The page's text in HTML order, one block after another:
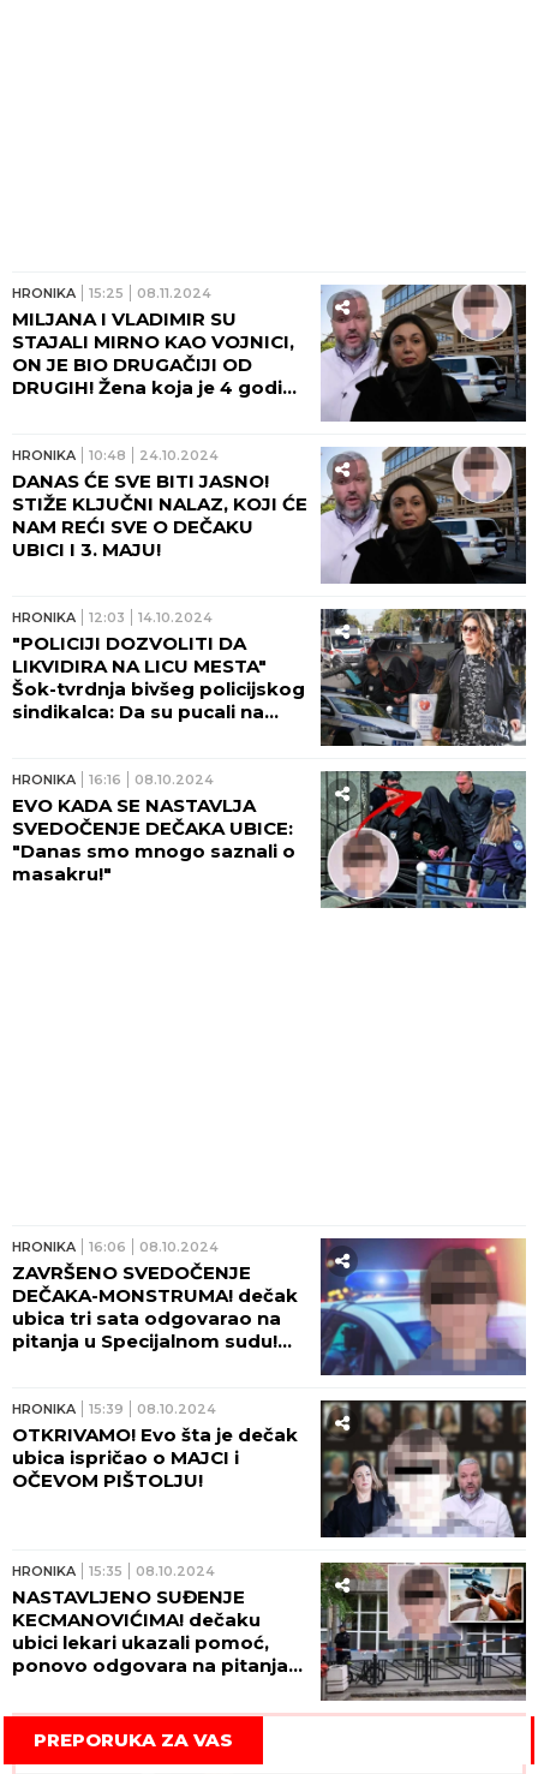
HRONIKA 15:25 08.11.2024
MILJANA I VLADIMIR SU
STAJALI MIRNO KAO VOJNICI,
ON JE BIO DRUGAČIJI OD
DRUGIH! Žena koja je 4 godine
Kecmanovići ponašali!
HRONIKA 10:48 24.10.2024
DANAS ĆE SVE BITI JASNO!
STIŽE KLJUČNI NALAZ, KOJI ĆE
NAM REĆI SVE O DEČAKU
UBICI I 3. MAJU!
HRONIKA 12:03 14.10.2024
"POLICIJI DOZVOLITI DA
LIKVIDIRA NA LICU MESTA"
Šok-tvrdnja bivšeg policijskog
sindikalca: Da su pucali na
HRONIKA 16:16 08.10.2024
EVO KADA SE NASTAVLJA
SVEDOČENJE DEČAKA UBICE:
"Danas smo mnogo saznali o
masakru!"
HRONIKA 16:06 08.10.2024
ZAVRŠENO SVEDOČENJE
DEČAKA-MONSTRUMA! dečak
ubica tri sata odgovarao na
pitanja u Specijalnom sudu!
HRONIKA 15:39 08.10.2024
OTKRIVAMO! Evo šta je dečak
ubica ispričao o MAJCI i
OČEVOM PIŠTOLJU!
HRONIKA 15:35 08.10.2024
NASTAVLJENO SUĐENJE
KECMANOVIĆIMA! dečaku
ubici lekari ukazali pomoć,
ponovo odgovara na pitanja
PREPORUKA ZA VAS